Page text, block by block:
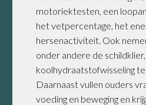
motoriektesten, een
het vetpercentage, het
hersenactiviteit. Ook
onder andere de
koolhydraatstofwisseling
Daarnaast vullen ouders
voeding en beweging en